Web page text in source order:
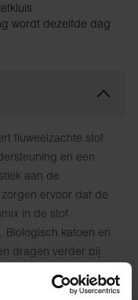
wordt dezelfde dag
fluweelzachte stof
en een
aan de
ervoor dat de
in de stof
Biologisch katoen en
dragen verder bij